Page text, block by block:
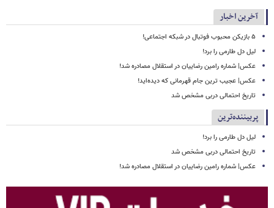
آخرین اخبار
۵ بازیکن محبوب فوتبال در شبکه اجتماعی!
لیل دل طارمی را برد!
عکس| شماره رامین رضاییان در استقلال مصادره شد!
عکس| عجیب ترین جام قهرمانی که دیده‌اید!
تاریخ احتمالی دربی مشخص شد
پربیننده‌ترین
لیل دل طارمی را برد!
تاریخ احتمالی دربی مشخص شد
عکس| شماره رامین رضاییان در استقلال مصادره شد!